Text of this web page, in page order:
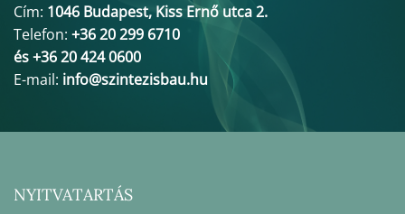
Cím: 1046 Budapest, Kiss Ernő utca 2.
Telefon: +36 20 299 6710
és +36 20 424 0600
E-mail: info@szintezisbau.hu
NYITVATARTÁS